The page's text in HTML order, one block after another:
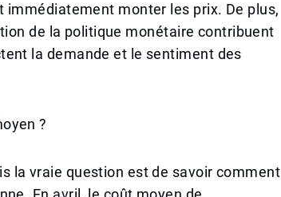
monter les prix. De plus,
de la politique monétaire contribuent
la demande et le sentiment des
?
la vraie question est de savoir comment